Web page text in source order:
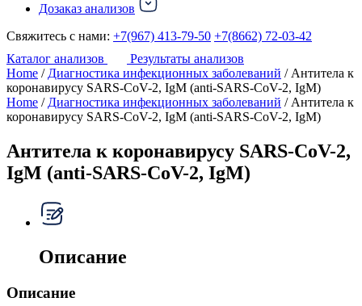
Дозаказ анализов
Свяжитесь с нами: +7(967) 413-79-50 +7(8662) 72-03-42
Каталог анализов
Результаты анализов
Home / Диагностика инфекционных заболеваний / Антитела к
коронавирусу SARS-CoV-2, IgM (anti-SARS-CoV-2, IgM)
Home / Диагностика инфекционных заболеваний / Антитела к
коронавирусу SARS-CoV-2, IgM (anti-SARS-CoV-2, IgM)
Антитела к коронавирусу SARS-CoV-2,
IgM (anti-SARS-CoV-2, IgM)
Описание
Описание